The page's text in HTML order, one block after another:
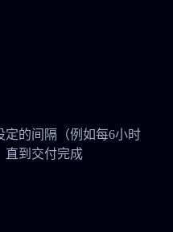
的间隔（例如每6小时
直到交付完成